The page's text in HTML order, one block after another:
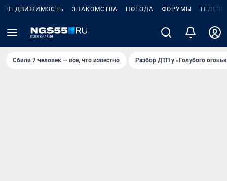
НЕДВИЖИМОСТЬ ЗНАКОМСТВА ПОГОДА ФОРУМЫ
Сбили 7 человек — все, что известно Разбор ДТП у «Голубого